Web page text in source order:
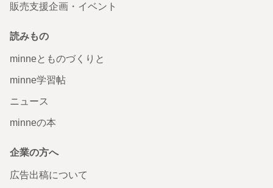
販売支援企画・イベント
読みもの
minneとものづくりと
minne学習帖
ニュース
minneの本
企業の方へ
広告出稿について